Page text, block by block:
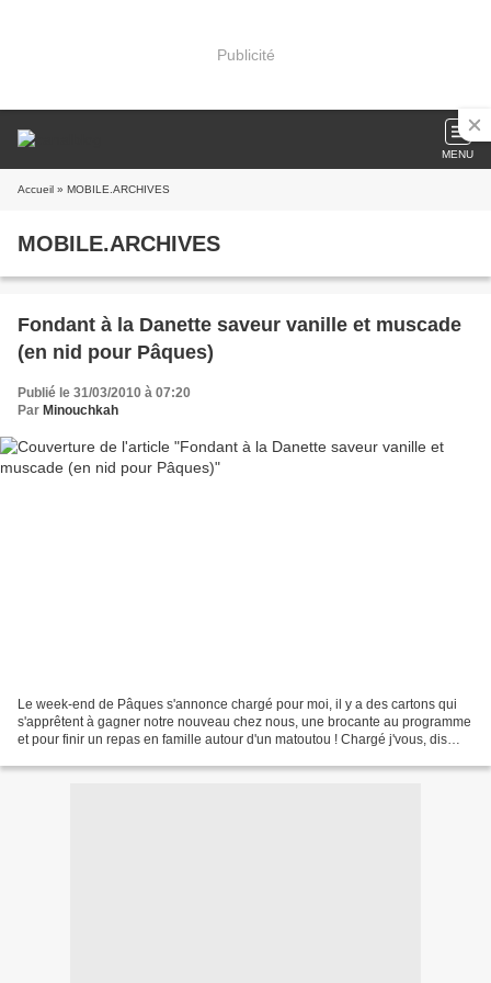
Publicité
MENU
Accueil » MOBILE.ARCHIVES
MOBILE.ARCHIVES
Fondant à la Danette saveur vanille et muscade
(en nid pour Pâques)
Publié le 31/03/2010 à 07:20
Par Minouchkah
Le week-end de Pâques s'annonce chargé pour moi, il y a des cartons qui
s'apprêtent à gagner notre nouveau chez nous, une brocante au programme
et pour finir un repas en famille autour d'un matoutou ! Chargé j'vous, dis